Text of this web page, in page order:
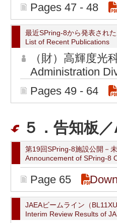
Pages 47 - 48
最近SPring-8から発表され
List of Recent Publications
（財）高輝度
Administration
Pages 49 - 64
５．告知板
第19回SPring-8施設公開－
Announcement of SPring-8
Page 65
JAEAビームライン（
Interim Review Results of